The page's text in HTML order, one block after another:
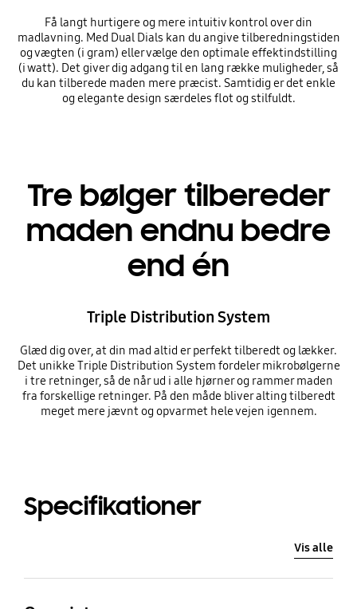
Få langt hurtigere og mere intuitiv kontrol over din
madlavning. Med Dual Dials kan du angive tilberedningstiden
og vægten (i gram) eller vælge den optimale effektindstilling
(i watt). Det giver dig adgang til en lang række muligheder, så
du kan tilberede maden mere præcist. Samtidig er det enkle
og elegante design særdeles flot og stilfuldt.
Tre bølger tilbereder
maden endnu bedre
end én
Triple Distribution System
Glæd dig over, at din mad altid er perfekt tilberedt og lækker.
Det unikke Triple Distribution System fordeler mikrobølgerne
i tre retninger, så de når ud i alle hjørner og rammer maden
fra forskellige retninger. På den måde bliver alting tilberedt
meget mere jævnt og opvarmet hele vejen igennem.
Specifikationer
Vis alle